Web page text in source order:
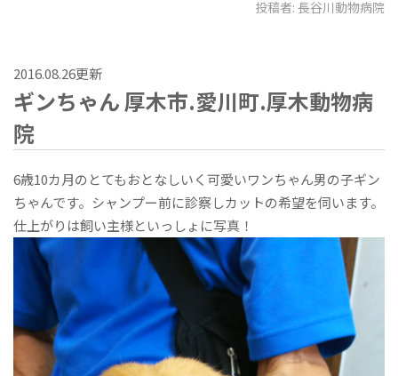
投稿者: 長谷川動物病院
2016.08.26更新
ギンちゃん 厚木市.愛川町.厚木動物病
院
6歳10カ月のとてもおとなしいく可愛いワンちゃん男の子ギン
ちゃんです。シャンプー前に診察しカットの希望を伺います。
仕上がりは飼い主様といっしょに写真！